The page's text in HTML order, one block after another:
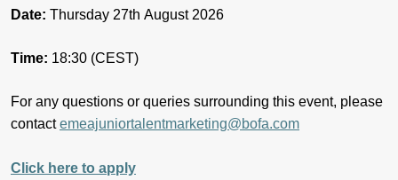
Date: Thursday 27th August 2026
Time: 18:30 (CEST)
For any questions or queries surrounding this event, please
contactemeajuniortalentmarketing@bofa.com
Click here to apply